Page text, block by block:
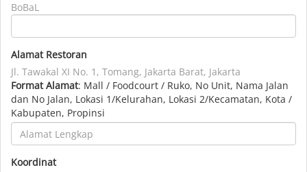
BoBaL
Alamat Restoran
Jl. Tawakal XI No. 1, Tomang, Jakarta Barat, Jakarta
Format Alamat: Mall / Foodcourt / Ruko, No Unit, Nama Jalan
dan No Jalan, Lokasi 1/Kelurahan, Lokasi 2/Kecamatan, Kota /
Kabupaten, Propinsi
Koordinat